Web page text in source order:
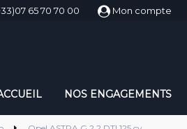
NOS ENGAGEMENTS
65 70 70 00 Mon compte